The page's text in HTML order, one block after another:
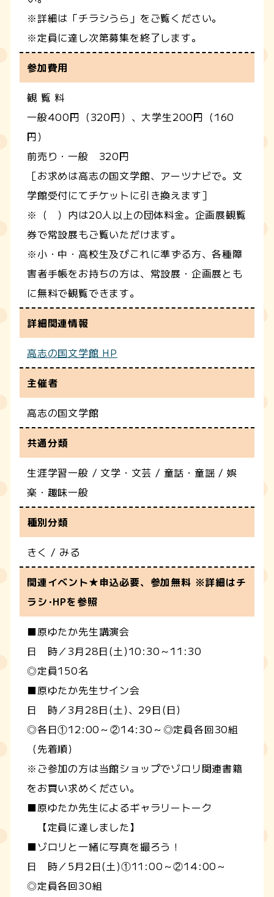
※詳細は「チラシうら」をご覧ください。
※定員に達し次第募集を終了します。
参加費用
観 覧 料
一般400円（320円）、大学生200円（160
円）
前売り・一般 320円
［お求めは高志の国文学館、アーツナビで。文
学館受付にてチケットに引き換えます］
※（ ）内は20人以上の団体料金。企画展観覧
券で常設展もご覧いただけます。
※小・中・高校生及びこれに準ずる方、各種障
害者手帳をお持ちの方は、常設展・企画展とも
に無料で観覧できます。
詳細関連情報
高志の国文学館 HP
主催者
高志の国文学館
共通分類
生涯学習一般 / 文学・文芸 / 童話・童謡 / 娯
楽・趣味一般
種別分類
きく / みる
関連イベント★申込必要、参加無料 ※詳細はチ
ラシ･HPを参照
■原ゆたか先生講演会
日 時／3月28日(土)10:30～11:30
◎定員150名
■原ゆたか先生サイン会
日 時／3月28日(土)、29日(日)
◎各日①12:00～②14:30～◎定員各回30組
（先着順）
※ご参加の方は当館ショップでゾロリ関連書籍
をお買い求めください。
■原ゆたか先生によるギャラリートーク
【定員に達しました】
■ゾロリと一緒に写真を撮ろう！
日 時／5月2日(土)①11:00～②14:00～
◎定員各回30組